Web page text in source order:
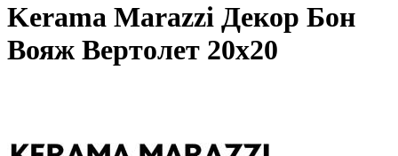
Kerama Marazzi Декор Бон
Вояж Вертолет 20x20